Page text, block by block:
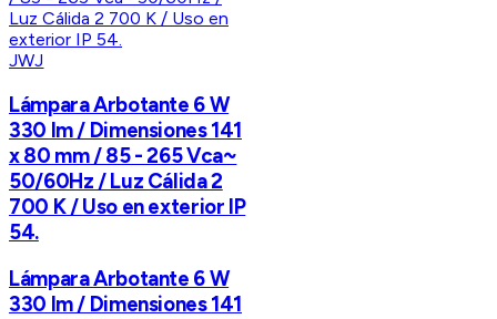
JWJ
Lámpara Arbotante 6 W
330 lm / Dimensiones 141
x 80 mm / 85 - 265 Vca~
50/60Hz / Luz Cálida 2
700 K / Uso en exterior IP
54.
Lámpara Arbotante 6 W
330 lm / Dimensiones 141